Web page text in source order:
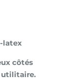
latex
côtés
utilitaire.